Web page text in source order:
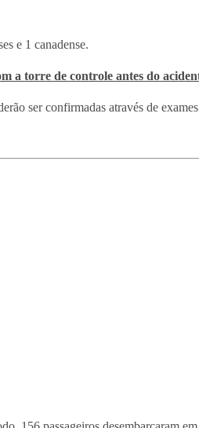
e 1 canadense.
a torre de controle antes do
ser confirmadas através de